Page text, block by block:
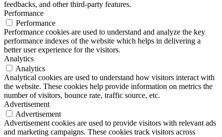
feedbacks, and other third-party features.
Performance
Performance
Performance cookies are used to understand and analyze the key
performance indexes of the website which helps in delivering a
better user experience for the visitors.
Analytics
Analytics
Analytical cookies are used to understand how visitors interact with
the website. These cookies help provide information on metrics the
number of visitors, bounce rate, traffic source, etc.
Advertisement
Advertisement
Advertisement cookies are used to provide visitors with relevant ads
and marketing campaigns. These cookies track visitors across